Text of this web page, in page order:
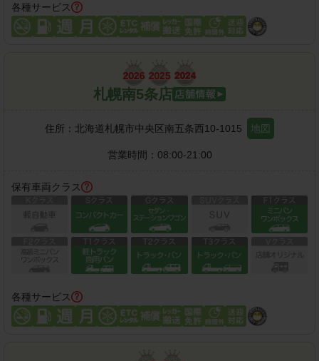
各種サービス
札幌南5条店
住所： 北海道札幌市中央区南五条西10-1015 地図
営業時間： 08:00-21:00
保有車両クラス
各種サービス